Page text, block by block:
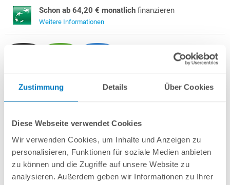
Zustimmung Details Über Cookies
Diese Webseite verwendet Cookies
Wir verwenden Cookies, um Inhalte und Anzeigen zu
personalisieren, Funktionen für soziale Medien anbieten
zu können und die Zugriffe auf unsere Website zu
analysieren. Außerdem geben wir Informationen zu Ihrer
Schon ab 64,20 € monatlich finanzieren
Weitere Informationen
Stahlwand-Rundbecken SANAHQ- Germany - bestehend
aus ca. 0,7 mm starker, feuerverzinkter Stahlwand + sehr passgenauer,
aus hochwertigem und stabilem Aluminiumsowie Bodenschienen aus
AlsPROFI-Setinkl.:
POOLSANAUV-C Entkeimungsgerät 75 W : Reduziert den